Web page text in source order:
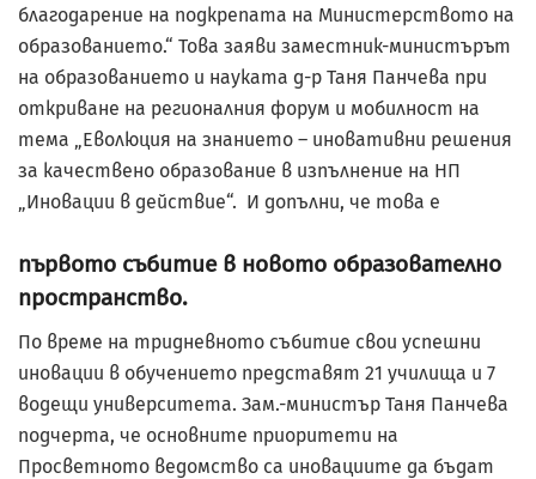
благодарение на подкрепата на Министерството на
образованието.“ Това заяви заместник-министърът
на образованието и науката д-р Таня Панчева при
откриване на регионалния форум и мобилност на
тема „Еволюция на знанието – иновативни решения
за качествено образование в изпълнение на НП
„Иновации в действие“. И допълни, че това е
първото събитие в новото образователно
пространство.
По време на тридневното събитие свои успешни
иновации в обучението представят 21 училища и 7
водещи университета. Зам.-министър Таня Панчева
подчерта, че основните приоритети на
Просветното ведомство са иновациите да бъдат